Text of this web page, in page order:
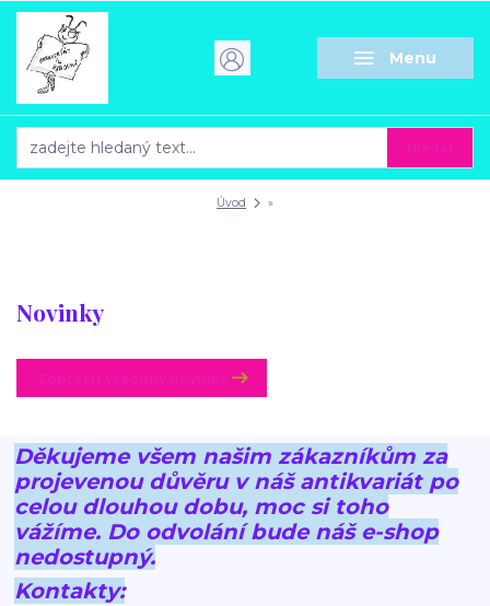
Menu
Úvod »
Novinky
Děkujeme všem našim zákazníkům za
projevenou důvěru v náš antikvariát po
celou dlouhou dobu, moc si toho
vážíme. Do odvolání bude náš e-shop
nedostupný.
Kontakty: